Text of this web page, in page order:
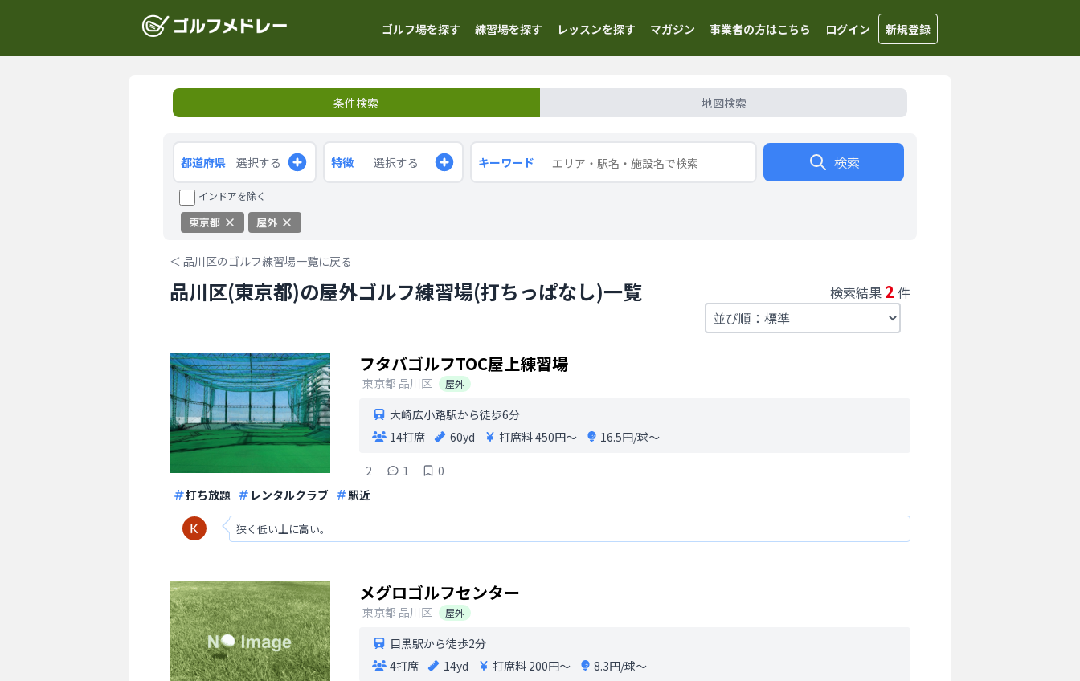
ゴルフ場を探す 練習場を探す レッスンを探す マガジン 事業者の方はこちら ログイン 新規登録
条件検索 地図検索
都道府県 選択する 特徴 選択する キーワード 検索
インドアを除く
東京都 屋外
＜ 品川区のゴルフ練習場一覧に戻る
品川区(東京都)の屋外ゴルフ練習場(打ちっぱなし)一覧 検索結果 2 件
フタバゴルフTOC屋上練習場
東京都 品川区 屋外
大崎広小路駅から徒歩6分
14打席
60yd 打席料450円〜 16.5円/球〜
2 1
0
打ち放題
レンタルクラブ 駅近
狭く低い上に高い。
メグロゴルフセンター
東京都 品川区 屋外
目黒駅から徒歩2分
4打席
14yd 打席料 200円〜 8.3円/球〜